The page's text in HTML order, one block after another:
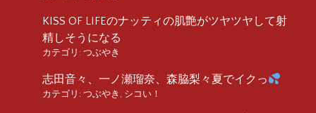
KISS OF LIFEのナッティの肌艶がツヤツヤして射
精しそうになる
カテゴリ: つぶやき
志田音々、一ノ瀬瑠奈、森脇梨々夏でイクっ
カテゴリ: つぶやき , シコい！